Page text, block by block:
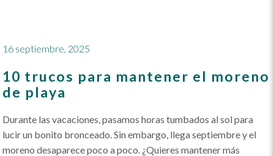
16 septiembre, 2025
10 trucos para mantener el moreno
de playa
Durante las vacaciones, pasamos horas tumbados al sol para
lucir un bonito bronceado. Sin embargo, llega septiembre y el
moreno desaparece poco a poco. ¿Quieres mantener más